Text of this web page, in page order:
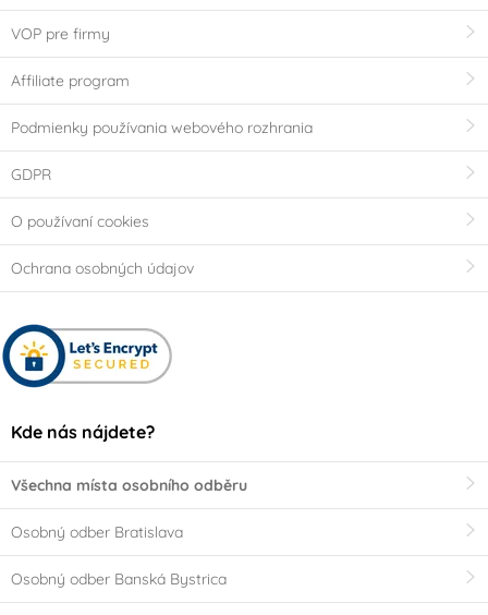
VOP pre firmy
Affiliate program
Podmienky používania webového rozhrania
GDPR
O používaní cookies
Ochrana osobných údajov
Kde nás nájdete?
Všechna místa osobního odběru
Osobný odber Bratislava
Osobný odber Banská Bystrica